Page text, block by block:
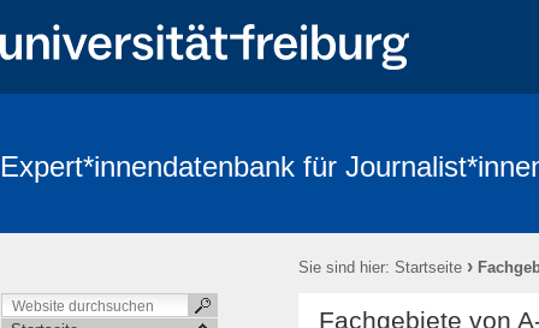
Expert*innendatenbank für
Sie sind hier: Startseite ›
Fachgebiete von